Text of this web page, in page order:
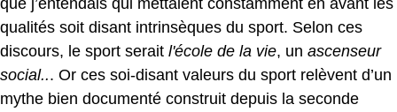
que j’entendais qui mettaient constamment en avant les
qualités soit disant intrinsèques du sport. Selon ces
discours, le sport serait l'école de la vie, un ascenseur
social... Or ces soi-disant valeurs du sport relèvent d’un
mythe bien documenté construit depuis la seconde